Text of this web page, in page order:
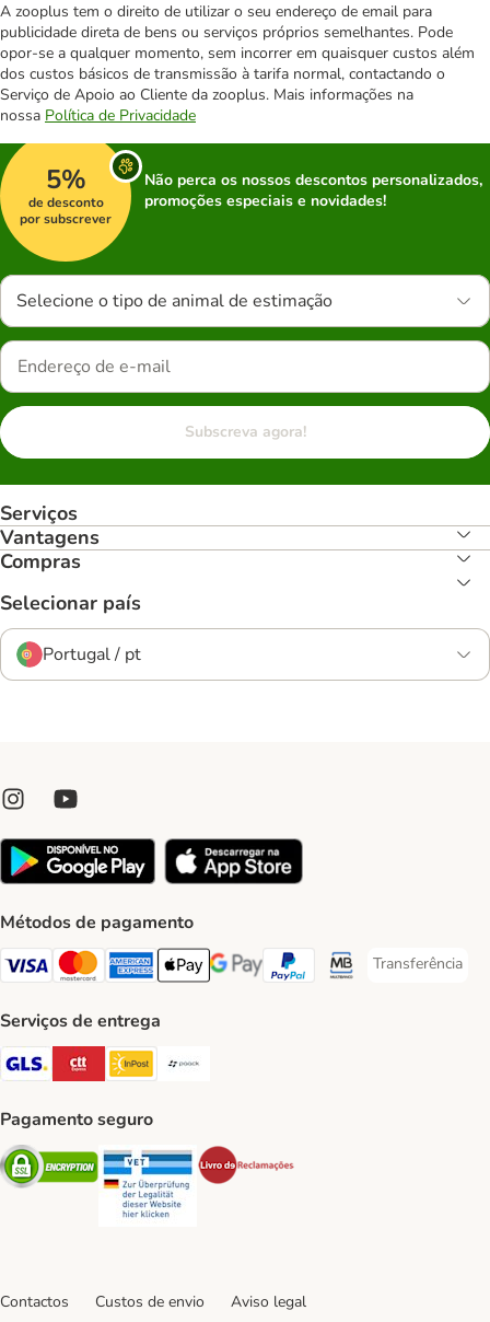
A zooplus tem o direito de utilizar o seu endereço de email para
publicidade direta de bens ou serviços próprios semelhantes. Pode
opor-se a qualquer momento, sem incorrer em quaisquer custos além
dos custos básicos de transmissão à tarifa normal, contactando o
Serviço de Apoio ao Cliente da zooplus. Mais informações na
nossa Política de Privacidade
5%
de desconto
por subscrever
Não perca os nossos descontos personalizados,
promoções especiais e novidades!
Selecione o tipo de animal de estimação
Subscreva agora!
Serviços
Vantagens
Compras
Selecionar país
Portugal / pt
Métodos de pagamento
Visa Payment Method
Mastercard Payment Method
American Express Payment Method
Apple Pay Payment Method
Google Pay Payment Method
PayPal Payment Method
Multibanco Payment
Transferência
Transferência
Serviços de entrega
GLS Shipping Method
CTTExpress Shipping Method
InPost Shipping Method
Pagamento seguro
Security Security
Contactos Custos de envio
Aviso legal